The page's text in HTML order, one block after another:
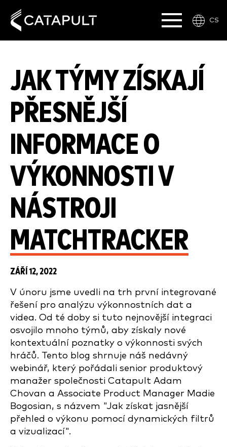
CS
JAK TÝMY ZÍSKAJÍ
PŘESNĚJŠÍ
INFORMACE O
VÝKONNOSTI V
NÁSTROJI
MATCHTRACKER
ZÁŘÍ 12, 2022
V únoru jsme uvedli na trh první integrované
řešení pro analýzu výkonnostních dat a
videa. Od té doby si tuto nejnovější integraci
osvojilo mnoho týmů, aby získaly nové
kontextuální poznatky o výkonnosti svých
hráčů. Tento blog shrnuje náš nedávný
webinář, který pořádali senior produktový
manažer společnosti Catapult Adam
Chovan a Associate Product Manager Madie
Bogosian, s názvem "Jak získat jasnější
přehled o výkonu pomocí dynamických filtrů
a vizualizací".